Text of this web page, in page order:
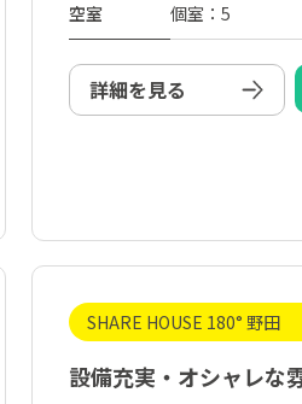
空室 個室：5
詳細を見る
SHARE HOUSE 180° 野田
設備充実・オシャレな